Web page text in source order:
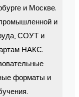
и Москве.
и
СОУТ и
НАКС.
форматы и